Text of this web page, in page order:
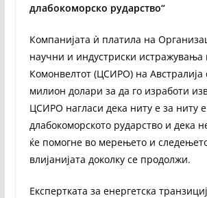
длабокоморско рударство“
Компанијата ѝ платила на
научни и индустриски истражувања
Комонвелтот (ЦСИРО) на Австралија
милион долари за да го изработи
ЦСИРО нагласи дека ниту е за ниту
длабокоморското рударство и дека
ќе помогне во мерењето и
влијанијата доколку се продолжи.
Експертката за енергетска